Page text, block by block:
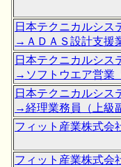
日本テクニカルシ
→ＡＤＡＳ設計支援
日本テクニカルシ
→ソフトウエア営業
日本テクニカルシ
→経理業務員（上級
フィット産業株式
フィット産業株式